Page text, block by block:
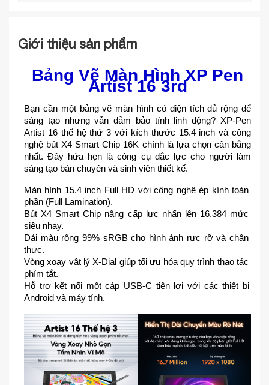
Giới thiệu sản phẩm
Bảng Vẽ Màn Hình XP Pen
Artist 16 3rd
Bạn cần một bảng vẽ màn hình có diện tích đủ rộng để
sáng tạo nhưng vẫn đảm bảo tính linh động? XP-Pen
Artist 16 thế hệ thứ 3 với kích thước 15.4 inch và công
nghệ bút X4 Smart Chip 16K chính là lựa chọn cân bằng
nhất. Đây hứa hẹn là công cụ đắc lực cho người làm
sáng tạo bán chuyên và sinh viên thiết kế.
Màn hình 15.4 inch Full HD với công nghệ ép kính toàn
phần (Full Lamination).
Bút X4 Smart Chip nâng cấp lực nhấn lên 16.384 mức
siêu nhạy.
Dải màu rộng 99% sRGB cho hình ảnh rực rỡ và chân
thực.
Vòng xoay vật lý X-Dial giúp tối ưu hóa quy trình thao tác
phím tắt.
Hỗ trợ kết nối một cáp USB-C tiện lợi với các thiết bị
Android và máy tính.